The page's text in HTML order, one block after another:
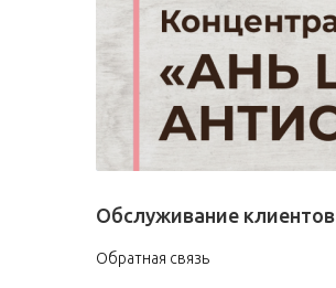
Обслуживание клиентов
Обратная связь